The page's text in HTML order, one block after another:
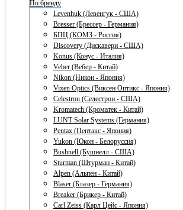
По бренду
Levenhuk (Левенгук - США)
Bresser (Брессер - Германия)
БПЦ (КОМЗ - Россия)
Discovery (Дискавери - США)
Konus (Конус - Италия)
Veber (Вебер - Китай)
Nikon (Никон - Япония)
Vixen Optics (Виксен Оптикс - Япония)
Celestron (Селестрон - США)
Kromatech (Кроматек - Китай)
LUNT Solar Systems (Германия)
Pentax (Пентакс - Япония)
Yukon (Юкон - Белоруссия)
Bushnell (Бушнелл - США)
Sturman (Штурман - Китай)
Alpen (Альпен - Китай)
Blaser (Блазер - Германия)
Breaker (Брикер - Китай)
Carl Zeiss (Карл Цейс - Япония)